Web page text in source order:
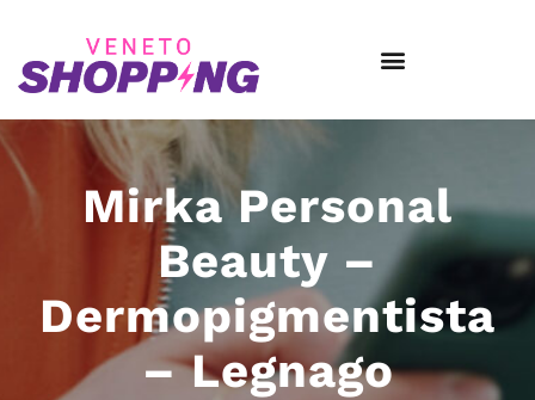
Mirka Personal
Beauty –
Dermopigmentista
– Legnago